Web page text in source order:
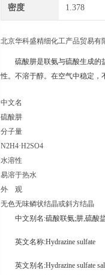
密度 1.378
北京华科盛精细化工产品贸易有
硫酸肼是联氨与硫酸生成的
性。不溶于醇。在空气中稳定，
中文名
硫酸肼
分子量
N2H4·H2SO4
水溶性
易溶于热水
外 观
无色无味鳞状结晶或斜方结晶
中文别名:硫酸联氨;肼,硫酸
英文名称:Hydrazine sulfate
英文别名:Hydrazine sulfate